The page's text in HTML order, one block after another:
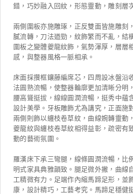
錯，巧妙融入回紋，形態靈動，雕刻層
兩側圍板亦施雕琢，正反雙面皆施雕刻
膩流轉，刀法遒勁，紋飾繁而不亂，結
圍板之變體夔龍紋飾，氣勢渾厚，層層
感，與整器風格一脈相承。
床面採攢框鑲藤編席芯，四周設冰盤沿
法圓熟流暢，使整器輪廓更加清晰分明
腰高聳挺拔，線線圓潤流暢，挺秀中蘊
設計美學。牙板雕飾尤為講究，正面施
兩側則飾以纏枝卷草紋，曲線婉轉靈動
夔龍紋與纏枝卷草紋相得益彰，疏密有
動的藝術氛圍。
羅漢床下承三彎腿，線條圓潤流暢，比
明式家具典雅韻致。腿足微外撇，曲線
工精微有力。足端作內縮馬蹄足形，並
康，設計精巧，工藝考究。馬蹄足穩健